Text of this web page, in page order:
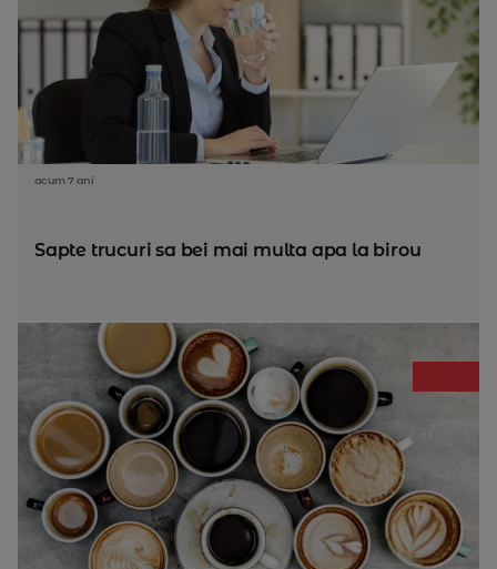
acum 7 ani
Sapte trucuri sa bei mai multa apa la birou